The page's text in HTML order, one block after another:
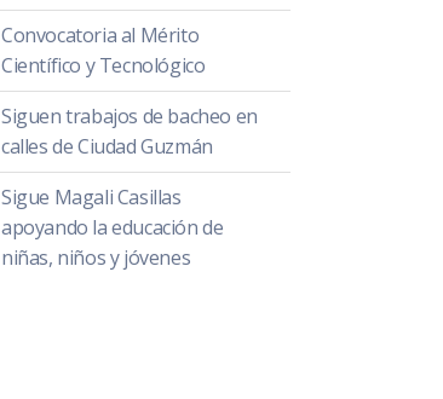
Convocatoria al Mérito
Científico y Tecnológico
Siguen trabajos de bacheo en
calles de Ciudad Guzmán
Sigue Magali Casillas
apoyando la educación de
niñas, niños y jóvenes